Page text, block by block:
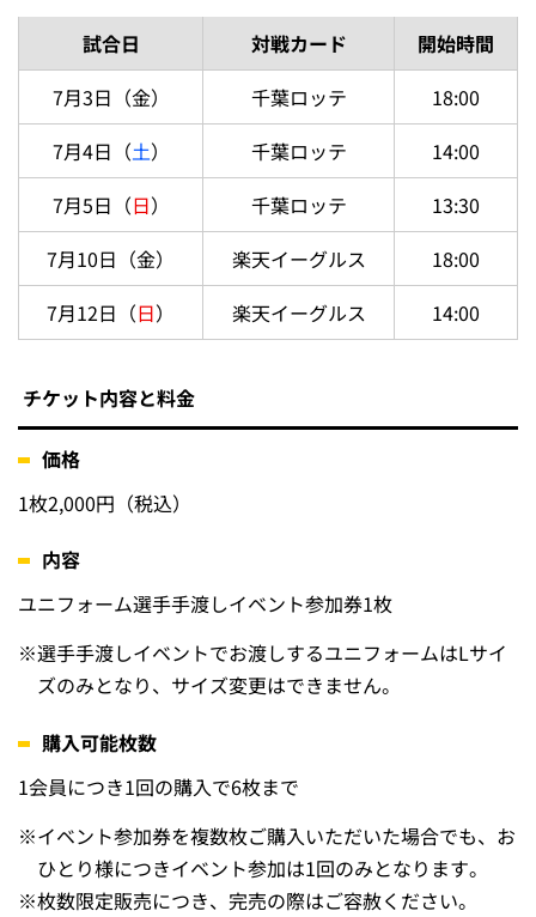
試合日
対戦カード
開始時間
7月3日（金）
千葉ロッテ
18:00
7月4日（土） 千葉ロッテ
14:00
7月5日（日） 千葉ロッテ
13:30
7月10日（金）
楽天イーグルス
18:00
7月12日（日） 楽天イーグルス 14:00
チケット内容と料金
価格
1枚2,000円（税込）
内容
ユニフォーム選手手渡しイベント参加券1枚
※選手手渡しイベントでお渡しするユニフォームはLサイ
ズのみとなり、サイズ変更はできません。
購入可能枚数
1会員につき1回の購入で6枚まで
※イベント参加券を複数枚ご購入いただいた場合でも、お
ひとり様につきイベント参加は1回のみとなります。
※枚数限定販売につき、完売の際はご容赦ください。